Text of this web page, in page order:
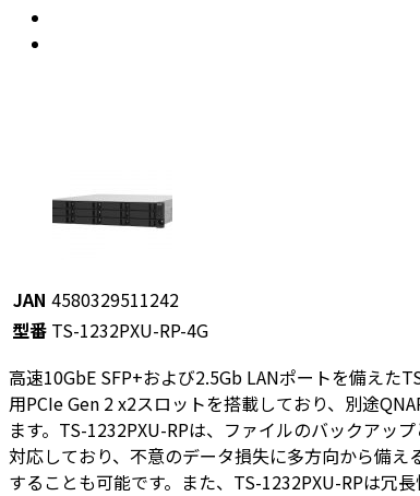
JAN 4580329511242
型番 TS-1232PXU-RP-4G
高速10GbE SFP+および2.5Gb LANポートを備えた
用PCIe Gen 2 x2スロットを搭載しており、別途
ます。TS-1232PXU-RPは、ファイルのバックア
対応しており、不意のデータ損失に多方向から備
することも可能です。また、TS-1232PXU-RPは冗